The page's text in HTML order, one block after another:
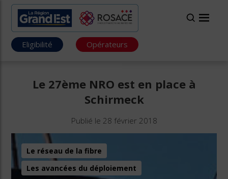
Eligibilité Opérateurs
Le 27ème NRO est en place à
Schirmeck
Publié le 28 février 2018
Le réseau de la fibre
Les avancées du déploiement